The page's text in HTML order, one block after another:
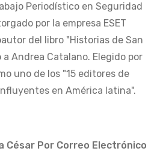
Periodístico en Seguridad
por la empresa ESET
del libro "Historias de San
Andrea Catalano. Elegido por
uno de los "15 editores de
en América latina".
César Por Correo Electrónico